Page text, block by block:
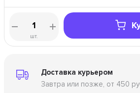
шт.
Доставка курьером
Завтра или позже, от 450